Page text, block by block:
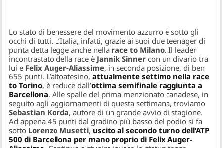
Lo stato di benessere del movimento azzurro è sotto gli
occhi di tutti. L’Italia, infatti, grazie ai suoi due teenager di
punta detta legge anche nella race to Milano. Il leader
incontrastato della race è Jannik Sinner con un divario tra
lui e Felix Auger-Aliassime, in seconda posizione, di ben
655 punti. L’altoatesino,attualmente settimo nella race
to Torino, è reduce dall’ottima semifinale raggiunta a
Barcellona. Alle spalle del prima menzionato canadese, in
seguito agli aggiornamenti di questa settimana, troviamo
Sebastian Korda, autore di un grande avvio di stagione.
Ad appena 45 punti dal gradino più basso del podio si fa
sotto Lorenzo Musetti, uscito al secondo turno dell’ATP
500 di Barcellona per mano proprio di Felix Auger-